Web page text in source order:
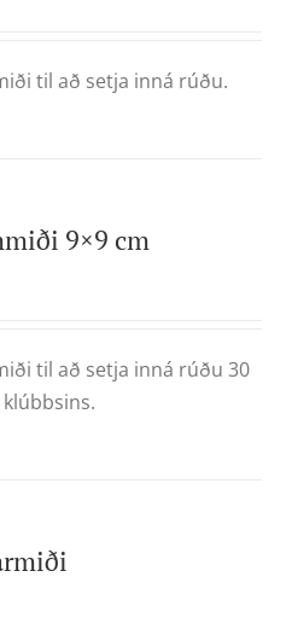
til að setja inná rúðu.
9×9 cm
til að setja inná rúðu 30